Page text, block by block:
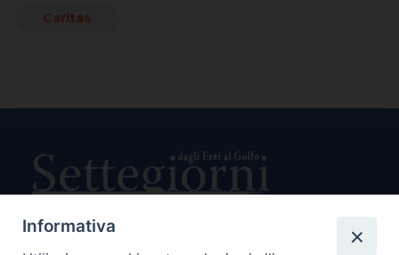
Caritas
Informativa